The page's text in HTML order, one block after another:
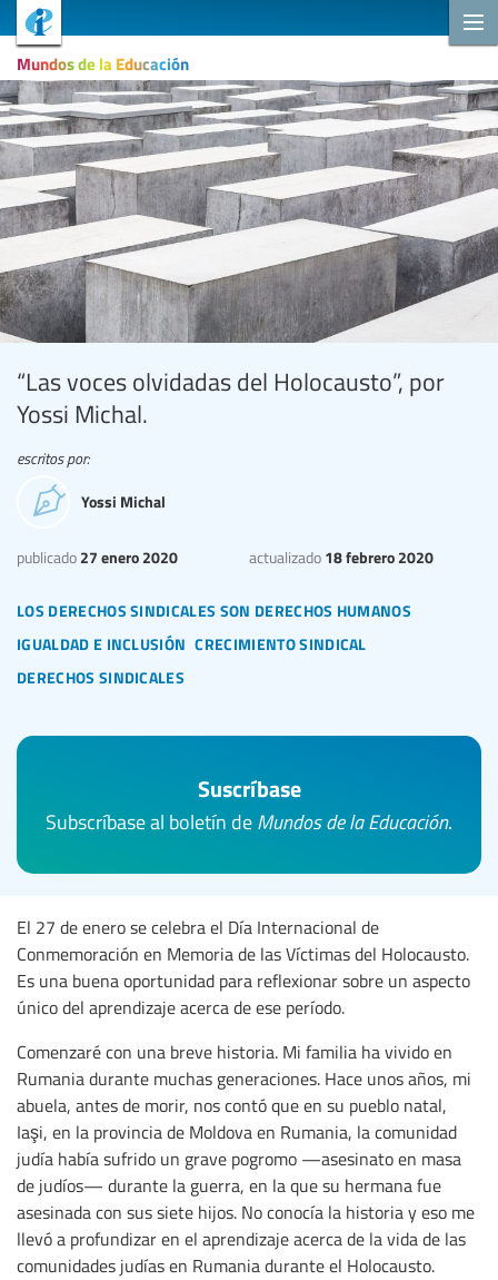
Mundos de la Educación
“Las voces olvidadas del Holocausto”, por
Yossi Michal.
los derechos sindicales son derechos humanos
igualdad e inclusión crecimiento sindical
derechos sindicales
publicado 27 enero 2020 actualizado 18 febrero 2020
escritos por:
Yossi Michal
Suscríbase
Subscríbase al boletín de Mundos de la Educación.
El 27 de enero se celebra el Día Internacional de
Conmemoración en Memoria de las Víctimas del Holocausto.
Es una buena oportunidad para reflexionar sobre un aspecto
único del aprendizaje acerca de ese período.
Comenzaré con una breve historia. Mi familia ha vivido en
Rumania durante muchas generaciones. Hace unos años, mi
abuela, antes de morir, nos contó que en su pueblo natal,
Iaşi, en la provincia de Moldova en Rumania, la comunidad
judía había sufrido un grave pogromo —asesinato en masa
de judíos— durante la guerra, en la que su hermana fue
asesinada con sus siete hijos. No conocía la historia y eso me
llevó a profundizar en el aprendizaje acerca de la vida de las
comunidades judías en Rumania durante el Holocausto.